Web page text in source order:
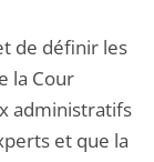
de définir les
la Cour
administratifs
et que la